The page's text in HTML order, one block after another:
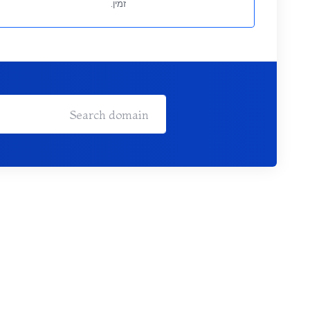
זמין.